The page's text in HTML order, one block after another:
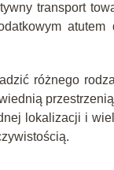
transport
atutem
różnego
lokalizacji i